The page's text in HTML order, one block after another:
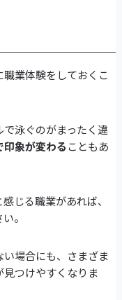
業体験をしておくこ
泳ぐのがまったく違
象が変わることもあ
じる職業があれば、
。
場合にも、さまざま
つけやすくなりま